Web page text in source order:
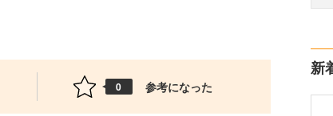
0 参考になった
新